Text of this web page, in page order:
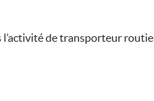
de transporteur